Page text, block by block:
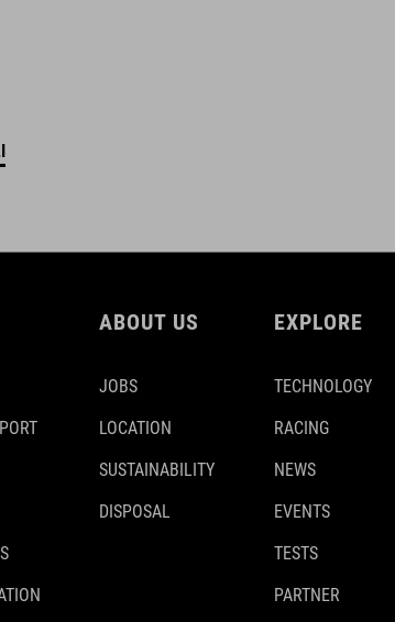
ABOUT US
JOBS
LOCATION
SUSTAINABILITY
DISPOSAL
EXPLORE
TECHNOLOGY
RACING
NEWS
EVENTS
TESTS
PARTNER